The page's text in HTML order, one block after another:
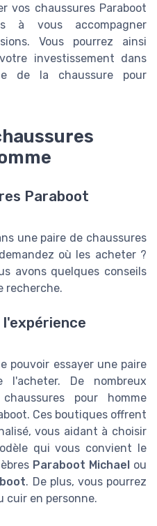
vos chaussures Paraboot
à vous accompagner
Vous pourrez ainsi
investissement dans
de la chaussure pour
Paraboot
une paire de chaussures
où les acheter ?
avons quelques conseils
recherche.
l'expérience
pouvoir essayer une paire
De nombreux
pour homme
Ces boutiques offrent
vous aidant à choisir
qui vous convient le
Paraboot Michael ou
. De plus, vous pourrez
cuir en personne.